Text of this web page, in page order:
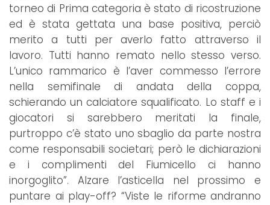
torneo di Prima categoria è stato di ricostruzione
ed è stata gettata una base positiva, perciò
merito a tutti per averlo fatto attraverso il
lavoro. Tutti hanno remato nello stesso verso.
L’unico rammarico è l’aver commesso l’errore
nella semifinale di andata della coppa,
schierando un calciatore squalificato. Lo staff e i
giocatori si sarebbero meritati la finale,
purtroppo c’è stato uno sbaglio da parte nostra
come responsabili societari; però le dichiarazioni
e i complimenti del Fiumicello ci hanno
inorgoglito”. Alzare l’asticella nel prossimo e
puntare ai play-off? “Viste le riforme andranno